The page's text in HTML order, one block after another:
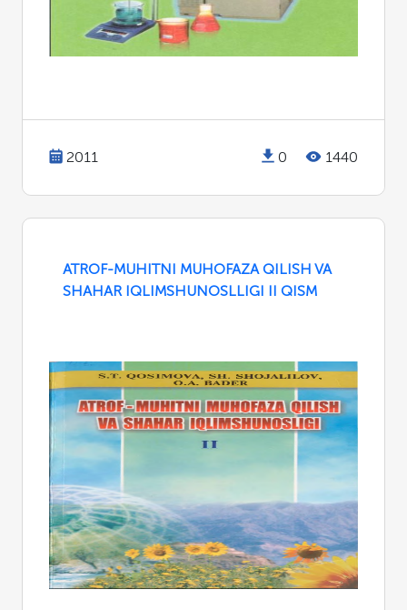
2011 0 1440
ATROF-MUHITNI MUHOFAZA QILISH VA
SHAHAR IQLIMSHUNOSLLIGI II QISM